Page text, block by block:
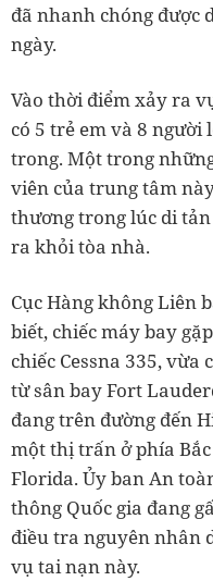
đã nhanh chóng được
ngày.
Vào thời điểm xảy ra
có 5 trẻ em và 8 người
trong. Một trong
viên của trung tâm
thương trong lúc di
ra khỏi tòa nhà.
Cục Hàng không Liên
biết, chiếc máy bay
chiếc Cessna 335, vừa
từ sân bay Fort
đang trên đường đến
một thị trấn ở phía Bắc
Florida. Ủy ban An
thông Quốc gia đang
điều tra nguyên nhân
vụ tai nạn này.